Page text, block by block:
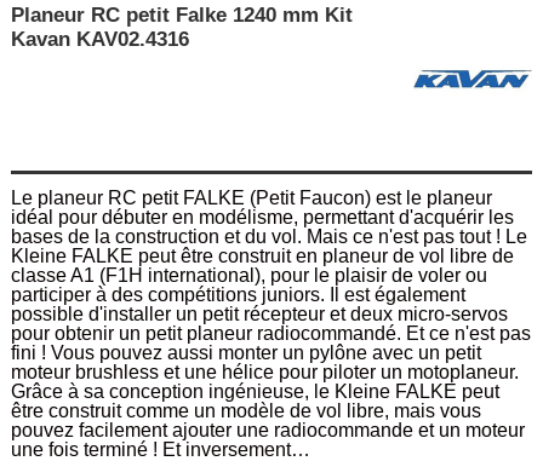
Planeur RC petit Falke 1240 mm Kit
Kavan KAV02.4316
Le planeur RC petit FALKE (Petit Faucon) est le planeur
idéal pour débuter en modélisme, permettant d'acquérir les
bases de la construction et du vol. Mais ce n'est pas tout ! Le
Kleine FALKE peut être construit en planeur de vol libre de
classe A1 (F1H international), pour le plaisir de voler ou
participer à des compétitions juniors. Il est également
possible d'installer un petit récepteur et deux micro-servos
pour obtenir un petit planeur radiocommandé. Et ce n'est pas
fini ! Vous pouvez aussi monter un pylône avec un petit
moteur brushless et une hélice pour piloter un motoplaneur.
Grâce à sa conception ingénieuse, le Kleine FALKE peut
être construit comme un modèle de vol libre, mais vous
pouvez facilement ajouter une radiocommande et un moteur
une fois terminé ! Et inversement…